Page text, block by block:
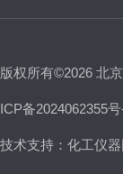
版权所有©2026 北
ICP备2024062355号
技术支持： 化工仪器